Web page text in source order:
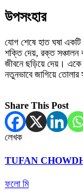
উপসংহার
যোগ শেষে হাত ঘষা
শক্তি দেয়, রক্ত সঞ্চালন
জীবনে ছড়িয়ে দেয়।
নতুনভাবে জাগিয়ে
Share This Post
লেখক
TUFAN
ফলো মি